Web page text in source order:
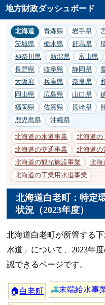
地方財政ダッシュボード
北海道 青森県 岩手県
茨城県
栃木県 群馬県
神奈川県
新潟県 富山県
長野県
岐阜県 静岡県
大阪府
兵庫県 奈良県
岡山県
広島県 山口県
福岡県
佐賀県 長崎県
鹿児島県
沖縄県
北海道の水道事業 北海道の
北海道の交通事業
北海道の
北海道の観光施設事業
北海
北海道の工業用水道事業
北海道白老町：特定
状況（2023年度）
北海道白老町が所管する
水道」について、2023年
認できるページです。
🏠白老町 末端給水事